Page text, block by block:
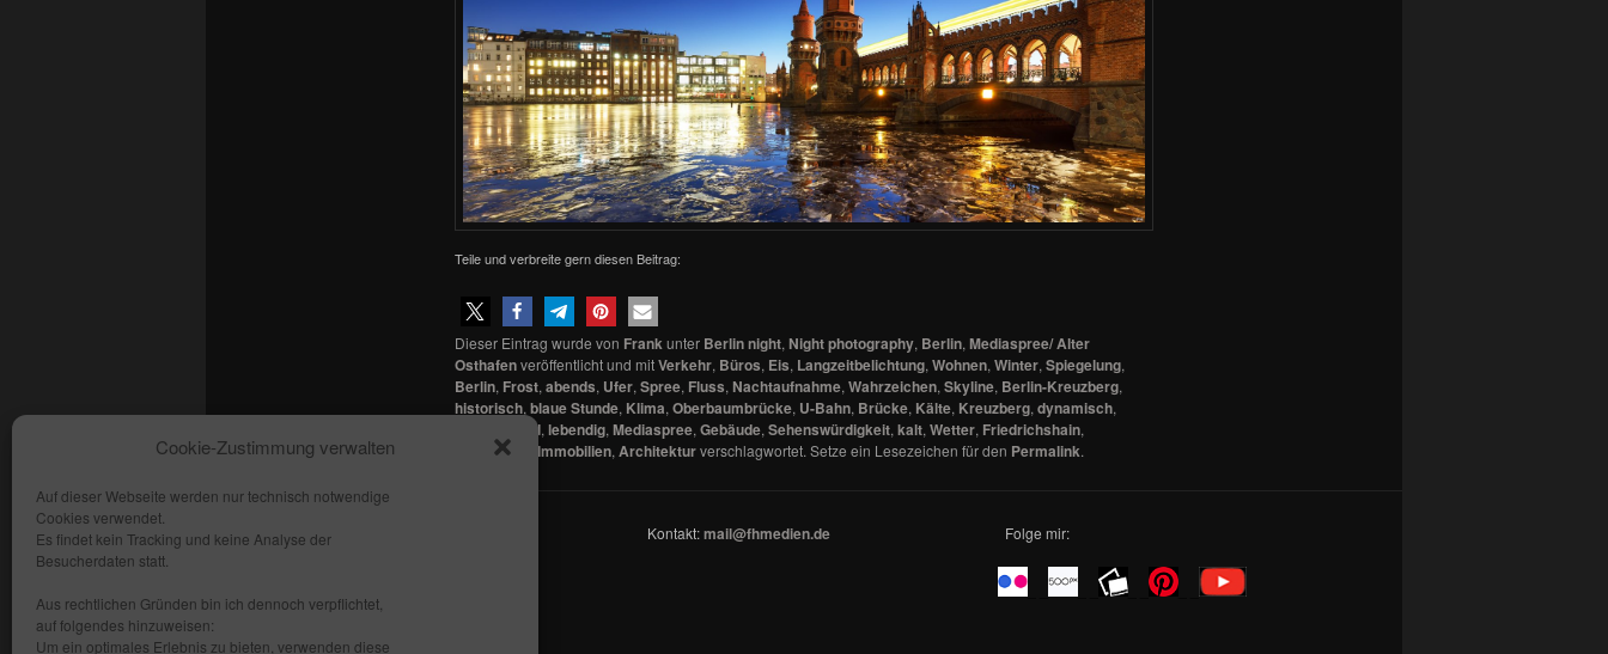
Cookie-Zustimmung verwalten
Auf dieser Webseite werden nur technisch notwendige
Cookies verwendet.
Es findet kein Tracking und keine Analyse der
Besucherdaten statt.
Aus rechtlichen Gründen bin ich dennoch verpflichtet,
auf folgendes hinzuweisen:
Um ein optimales Erlebnis zu bieten, verwenden diese
Teile und verbreite gern diesen Beitrag:
Dieser Eintrag wurde von Frankunter Berlin night, Night photography, Berlin, Mediaspree/ Alter
Osthafenveröffentlicht und mitVerkehr, Büros, Eis, Langzeitbelichtung, Wohnen, Winter, Spiegelung,
Berlin, Frost, abends, Ufer, Spree, Fluss, Nachtaufnahme, Wahrzeichen, Skyline, Berlin-Kreuzberg,
historisch, blaue Stunde, Klima, Oberbaumbrücke, U-Bahn, Brücke, Kälte, Kreuzberg, dynamisch,
Deutschland, lebendig, Mediaspree, Gebäude, Sehenswürdigkeit, kalt, Wetter, Friedrichshain,
Hauptstadt Immobilien, Architekturverschlagwortet. Setze ein Lesezeichen für den Permalink.
Copyright: fhmedien.de 2012 - 2026
Kontakt
Datenschutzerklärung
Kontakt:mail@fhmedien.de Folge mir:
_ _ _ _ _ _